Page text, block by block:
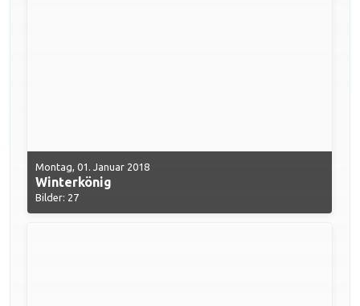
Montag, 01. Januar 2018
Winterkönig
Bilder: 27